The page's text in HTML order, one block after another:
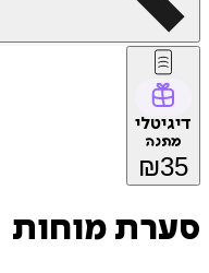
דיגיטלי
מתנה
₪35
סערת מוחות